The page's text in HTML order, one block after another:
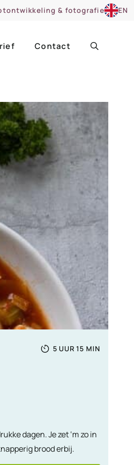
& fotografie EN
Contact
Totale
5 UUR
UUR 15 MINUTEN
MIN
dagen. Je zet ‘m zo in
brood erbij.